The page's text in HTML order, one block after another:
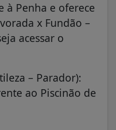
à Penha e oferece
x Fundão –
acessar o
– Parador):
ao Piscinão de